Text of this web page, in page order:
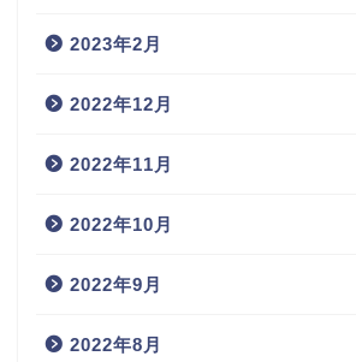
2023年2月
2022年12月
2022年11月
2022年10月
2022年9月
2022年8月